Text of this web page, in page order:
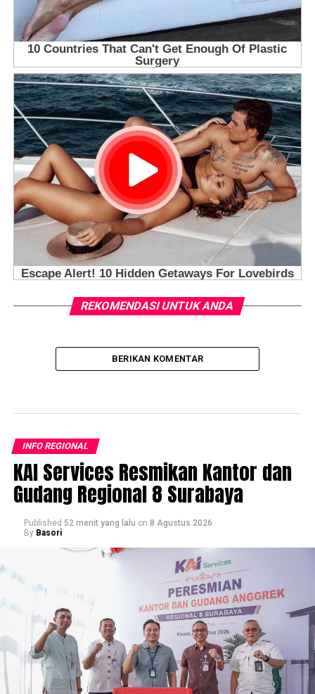
REKOMENDASI UNTUK ANDA
BERIKAN KOMENTAR
INFO REGIONAL
KAI Services Resmikan Kantor dan
Gudang Regional 8 Surabaya
Published 52 menit yang lalu on 8 Agustus 2026
By Basori